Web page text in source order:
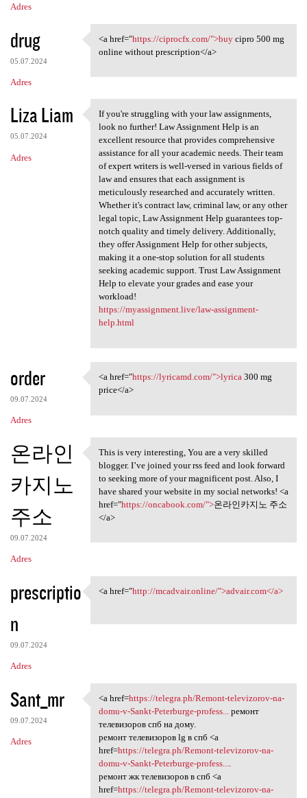
Adres
drug
05.07.2024
Adres
<a href="https://ciprocfx.com
<a href="https://ciprocfx.com/">buycipro 500 mg
online without prescription</a>
Liza Liam
05.07.2024
Adres
If you're struggling with
If you're struggling with your law assignments,
look no further! Law Assignment Help is an
excellent resource that provides comprehensive
assistance for all your academic needs. Their team
of expert writers is well-versed in various fields of
law and ensures that each assignment is
meticulously researched and accurately written.
Whether it's contract law, criminal law, or any other
legal topic, Law Assignment Help guarantees top-
notch quality and timely delivery. Additionally,
they offer Assignment Help for other subjects,
making it a one-stop solution for all students
seeking academic support. Trust Law Assignment
Help to elevate your grades and ease your
workload!
https://myassignment.live/law-assignment-
help.html
order
09.07.2024
Adres
<a href="https://lyricamd.com
<a href="https://lyricamd.com/">lyrica 300 mg
price</a>
온라인
카지노
주소
09.07.2024
Adres
This is very interesting, You
This is very interesting, You are a very skilled
blogger. I’ve joined your rss feed and look forward
to seeking more of your magnificent post. Also, I
have shared your website in my social networks! <a
href="https://oncabook.com/">온라인카지노 주소
</a>
prescriptio
n
09.07.2024
Adres
<a href="http://mcadvair
<a href="http://mcadvair.online/">advair.com</a>
Sant_mr
09.07.2024
Adres
<a href=https://telegra.ph
<a href=https://telegra.ph/Remont-televizorov-na-
domu-v-Sankt-Peterburge-profess...
ремонт
телевизоров спб на дому.
ремонт телевизоров lg в спб <a
href=https://telegra.ph/Remont-televizorov-na-
domu-v-Sankt-Peterburge-profess...
ремонт жк телевизоров в спб <a
href=https://telegra.ph/Remont-televizorov-na-